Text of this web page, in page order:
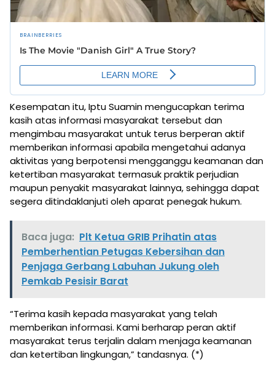
Kesempatan itu, Iptu Suamin mengucapkan terima
kasih atas informasi masyarakat tersebut dan
mengimbau masyarakat untuk terus berperan aktif
memberikan informasi apabila mengetahui adanya
aktivitas yang berpotensi mengganggu keamanan dan
ketertiban masyarakat termasuk praktik perjudian
maupun penyakit masyarakat lainnya, sehingga dapat
segera ditindaklanjuti oleh aparat penegak hukum.
Baca juga: Plt Ketua GRIB Prihatin atas
Pemberhentian Petugas Kebersihan dan
Penjaga Gerbang Labuhan Jukung oleh
Pemkab Pesisir Barat
“Terima kasih kepada masyarakat yang telah
memberikan informasi. Kami berharap peran aktif
masyarakat terus terjalin dalam menjaga keamanan
dan ketertiban lingkungan,” tandasnya. (*)